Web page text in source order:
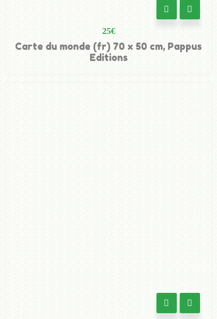
25€
Carte du monde (fr) 70 x 50 cm, Pappus
Editions